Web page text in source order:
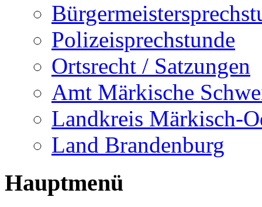
Polizeisprechstunde
Ortsrecht / Satzungen
Amt Märkische
Landkreis Märkisch-
Land Brandenburg
Hauptmenü